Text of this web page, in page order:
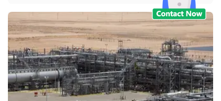
해상 교통 프로젝트입니다. 또한 세계에서 가장 긴 해상 교량 프
로젝트이기도 합니다. 교량, 인공 섬, 터널로 구성되어 있습니
다. 프로젝트의 주요 터널은 35.578km 길이이며, 3개의 사장교
가 있으며 모두 강철 구조를 채택했습니다. 이 교량은 진도 8의
지진에 견딜 수 있으며 ...